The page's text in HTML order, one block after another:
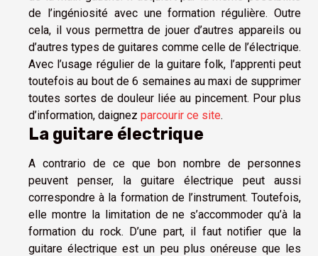
de l’ingéniosité avec une formation régulière. Outre
cela, il vous permettra de jouer d’autres appareils ou
d’autres types de guitares comme celle de l’électrique.
Avec l’usage régulier de la guitare folk, l’apprenti peut
toutefois au bout de 6 semaines au maxi de supprimer
toutes sortes de douleur liée au pincement. Pour plus
d’information, daignez parcourir ce site.
La guitare électrique
A contrario de ce que bon nombre de personnes
peuvent penser, la guitare électrique peut aussi
correspondre à la formation de l’instrument. Toutefois,
elle montre la limitation de ne s’accommoder qu’à la
formation du rock. D’une part, il faut notifier que la
guitare électrique est un peu plus onéreuse que les